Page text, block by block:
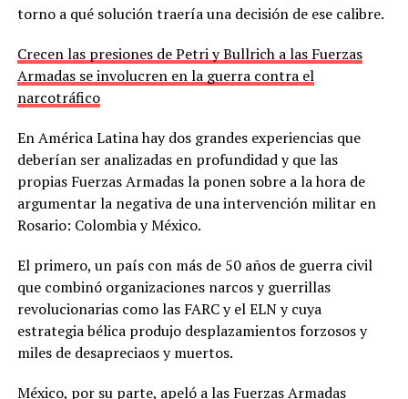
torno a qué solución traería una decisión de ese calibre.
Crecen las presiones de Petri y Bullrich a las Fuerzas
Armadas se involucren en la guerra contra el
narcotráfico
En América Latina hay dos grandes experiencias que
deberían ser analizadas en profundidad y que las
propias Fuerzas Armadas la ponen sobre a la hora de
argumentar la negativa de una intervención militar en
Rosario: Colombia y México.
El primero, un país con más de 50 años de guerra civil
que combinó organizaciones narcos y guerrillas
revolucionarias como las FARC y el ELN y cuya
estrategia bélica produjo desplazamientos forzosos y
miles de desapreciaos y muertos.
México, por su parte, apeló a las Fuerzas Armadas